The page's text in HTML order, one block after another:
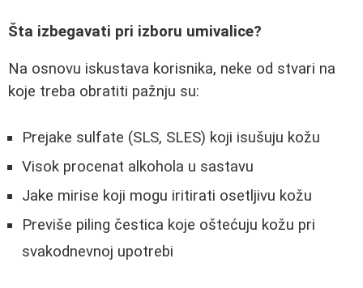
Šta izbegavati pri izboru umivalice?
Na osnovu iskustava korisnika, neke od stvari na
koje treba obratiti pažnju su:
Prejake sulfate (SLS, SLES) koji isušuju kožu
Visok procenat alkohola u sastavu
Jake mirise koji mogu iritirati osetljivu kožu
Previše piling čestica koje oštećuju kožu pri
svakodnevnoj upotrebi